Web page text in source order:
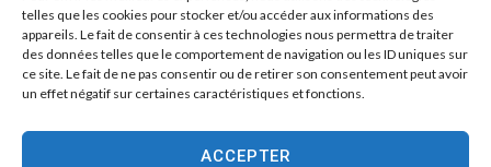
telles que les cookies pour stocker et/ou accéder aux informations des
appareils. Le fait de consentir à ces technologies nous permettra de traiter
des données telles que le comportement de navigation ou les ID uniques sur
ce site. Le fait de ne pas consentir ou de retirer son consentement peut avoir
un effet négatif sur certaines caractéristiques et fonctions.
ACCEPTER